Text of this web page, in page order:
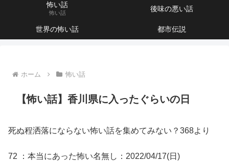
怖い話
怖い話 後味の悪い話
世界の怖い話 都市伝説
ホーム 怖い話
【怖い話】香川県に入ったぐらいの日
死ぬ程洒落にならない怖い話を集めてみない？368より
72 ：本当にあった怖い名無し：2022/04/17(日)